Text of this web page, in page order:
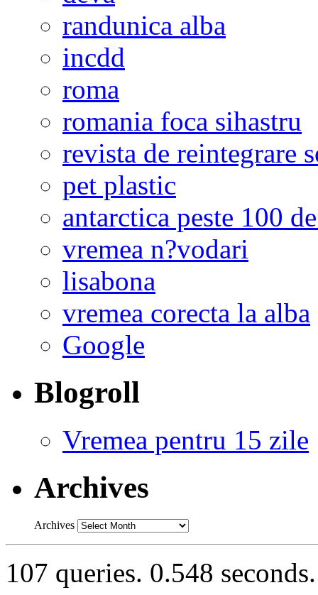
randunica alba
incdd
roma
romania foca sihastru
revista de reintegrare
pet plastic
antarctica peste 100
vremea n?vodari
lisabona
vremea corecta la alba
Google
Blogroll
Vremea pentru 15 zile
Archives
Archives
107 queries. 0.548 seconds.